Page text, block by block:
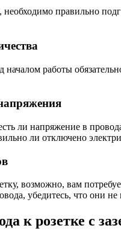
правильно
работы
ли напряжение в
ли отключено
возможно, вам
убедитесь, что они
к розетке с